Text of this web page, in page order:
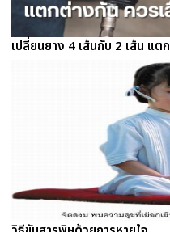
เปลี่ยนยาง 4 เส้นกับ 2 เส้น แ